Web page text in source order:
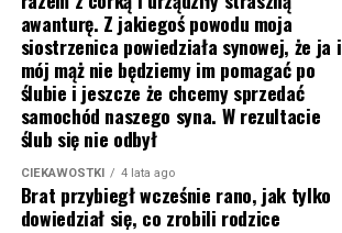
awanturę. Z jakiegoś powodu moja
siostrzenica powiedziała synowej, że ja i
mój mąż nie będziemy im pomagać po
ślubie i jeszcze że chcemy sprzedać
samochód naszego syna. W rezultacie
ślub się nie odbył
CIEKAWOSTKI 4 lata ago
Brat przybiegł wcześnie rano, jak tylko
dowiedział się, co zrobili rodzice